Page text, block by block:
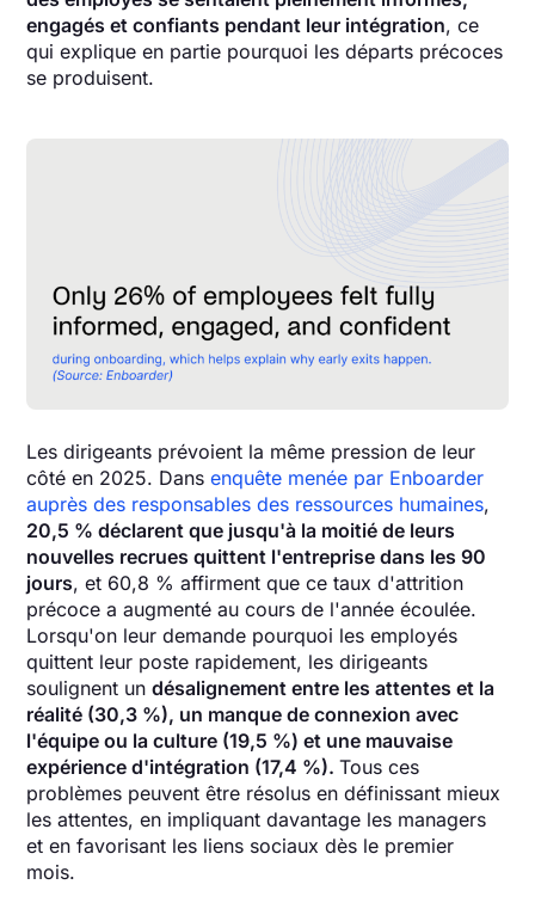
engagés et confiants pendant leur intégration, ce
qui explique en partie pourquoi les départs précoces
se produisent.
Les dirigeants prévoient la même pression de leur
côté en 2025. Dansenquête menée par Enboarder
auprès des responsables des ressources humaines,
20,5 % déclarent que jusqu'à la moitié de leurs
nouvelles recrues quittent l'entreprise dans les 90
jours, et 60,8 % affirment que ce taux d'attrition
précoce a augmenté au cours de l'année écoulée.
Lorsqu'on leur demande pourquoi les employés
quittent leur poste rapidement, les dirigeants
soulignent undésalignement entre les attentes et la
réalité (30,3 %), un manque de connexion avec
l'équipe ou la culture (19,5 %) et une mauvaise
expérience d'intégration (17,4 %).Tous ces
problèmes peuvent être résolus en définissant mieux
les attentes, en impliquant davantage les managers
et en favorisant les liens sociaux dès le premier
mois.